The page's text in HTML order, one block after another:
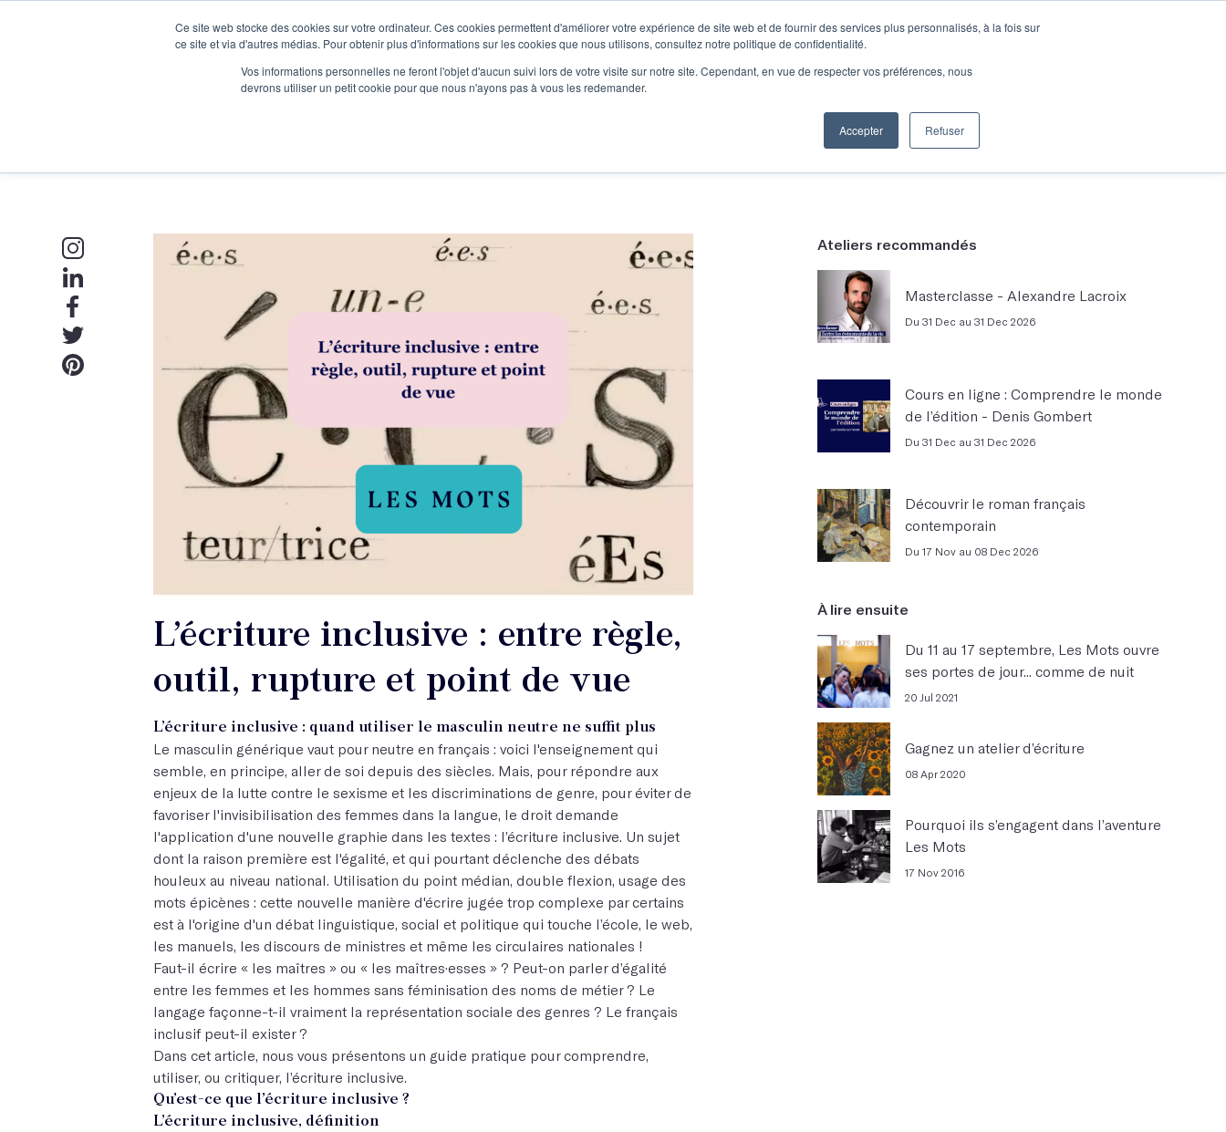
Ce site web stocke des cookies sur votre ordinateur. Ces cookies permettent d'améliorer votre expérience de site web et de fournir des services plus personnalisés, à la fois sur
ce site et via d'autres médias. Pour obtenir plus d'informations sur les cookies que nous utilisons, consultez notre politique de confidentialité.
Vos informations personnelles ne feront l'objet d'aucun suivi lors de votre visite sur notre site. Cependant, en vue de respecter vos préférences, nous
devrons utiliser un petit cookie pour que nous n'ayons pas à vous les redemander.
Accepter Refuser
Je participe à une session d’information Le podcast L'infolettre Se connecter Je découvre les ateliers
Entreprises
L’écriture inclusive : entre règle,
outil, rupture et point de vue
L’écriture inclusive : quand utiliser le masculin neutre ne suffit plus
Le masculin générique vaut pour neutre en français : voici l'enseignement qui
semble, en principe, aller de soi depuis des siècles. Mais, pour répondre aux
enjeux de la lutte contre le sexisme et les discriminations de genre, pour éviter de
favoriser l'invisibilisation des femmes dans la langue, le droit demande
l'application d'une nouvelle graphie dans les textes : l’écriture inclusive. Un sujet
dont la raison première est l'égalité, et qui pourtant déclenche des débats
houleux au niveau national. Utilisation du point médian, double flexion, usage des
mots épicènes : cette nouvelle manière d'écrire jugée trop complexe par certains
est à l'origine d'un débat linguistique, social et politique qui touche l’école, le web,
les manuels, les discours de ministres et même les circulaires nationales !
Faut-il écrire « les maîtres » ou « les maîtres·esses » ? Peut-on parler d’égalité
entre les femmes et les hommes sans féminisation des noms de métier ? Le
langage façonne-t-il vraiment la représentation sociale des genres ? Le français
inclusif peut-il exister ?
Dans cet article, nous vous présentons un guide pratique pour comprendre,
utiliser, ou critiquer, l’écriture inclusive.
Qu’est-ce que l’écriture inclusive ?
L’écriture inclusive, définition
Ateliers recommandés
Masterclasse - Alexandre Lacroix
Du 31 Dec au 31 Dec 2026
Cours en ligne : Comprendre le monde
de l’édition - Denis Gombert
Du 31 Dec au 31 Dec 2026
Découvrir le roman français
contemporain
Du 17 Nov au 08 Dec 2026
À lire ensuite
Du 11 au 17 septembre, Les Mots ouvre
ses portes de jour... comme de nuit
20 Jul 2021
Gagnez un atelier d’écriture
08 Apr 2020
Pourquoi ils s’engagent dans l’aventure
Les Mots
17 Nov 2016